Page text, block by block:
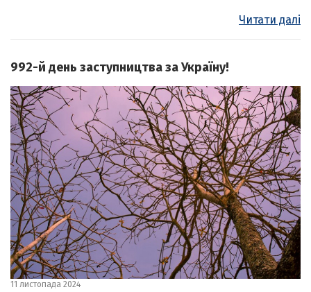
Читати далі
992-й день заступництва за Україну!
11 листопада 2024